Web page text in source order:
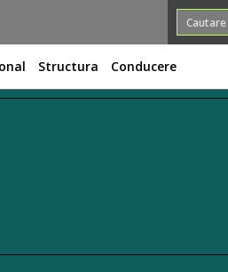
Structura Conducere